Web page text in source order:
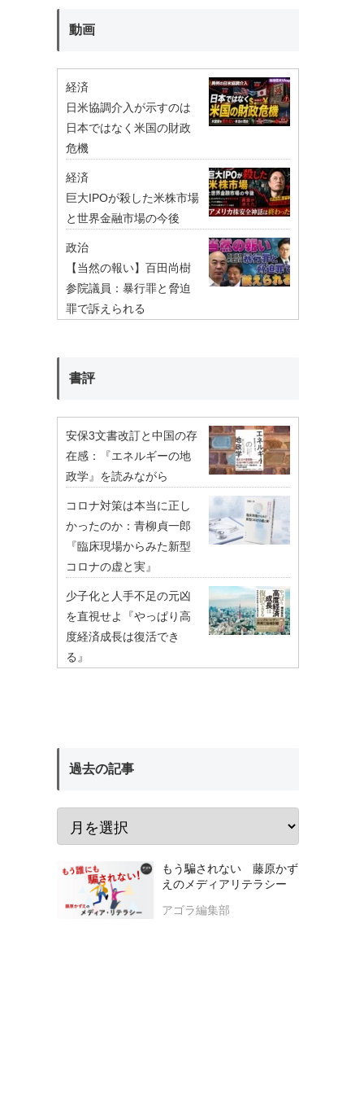
動画
経済
日米協調介入が示すのは
日本ではなく米国の財政
危機
経済
巨大IPOが殺した米株市場
と世界金融市場の今後
政治
【当然の報い】百田尚樹
参院議員：暴行罪と脅迫
罪で訴えられる
書評
安保3文書改訂と中国の存
在感：『エネルギーの地
政学』を読みながら
コロナ対策は本当に正し
かったのか：青柳貞一郎
『臨床現場からみた新型
コロナの虚と実』
少子化と人手不足の元凶
を直視せよ『やっぱり高
度経済成長は復活でき
る』
過去の記事
もう騙されない 藤原かず
えのメディアリテラシー
アゴラ編集部